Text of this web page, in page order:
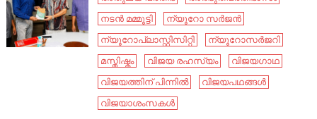
നടൻ മമ്മൂട്ടി
ന്യൂറോ സർജൻ
ന്യൂറോപ്ലാസ്റ്റിസിറ്റി
ന്യൂറോസർജറി
മസ്തിഷ്കം
വിജയ രഹസ്യം
വിജയഗാഥ
വിജയത്തിന് പിന്നിൽ
വിജയപഥങ്ങൾ
വിജയാശംസകൾ